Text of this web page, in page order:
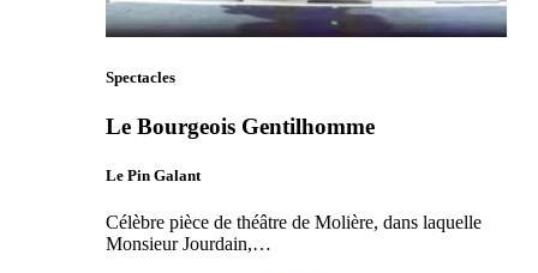
Spectacles
Le Bourgeois Gentilhomme
Le Pin Galant
Célèbre pièce de théâtre de Molière, dans laquelle
Monsieur Jourdain,…